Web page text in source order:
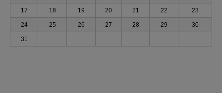
17 18 19 20 21 22 23
24 25 26 27 28 29 30
31